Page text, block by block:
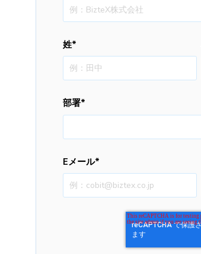
姓*
部署*
Eメール*